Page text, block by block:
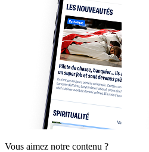
Vous aimez notre contenu ?